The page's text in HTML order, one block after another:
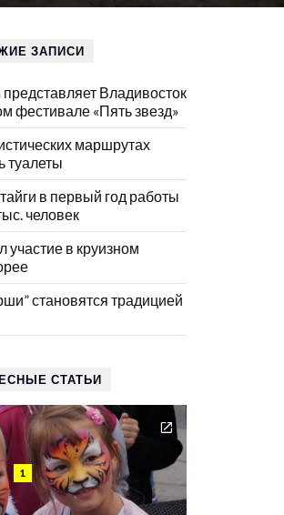
ЗАПИСИ
Владивосток
фестивале «Пять звезд»
маршрутах
туалеты
в первый год работы
человек
участие в круизном
становятся традицией
СТАТЬИ
1